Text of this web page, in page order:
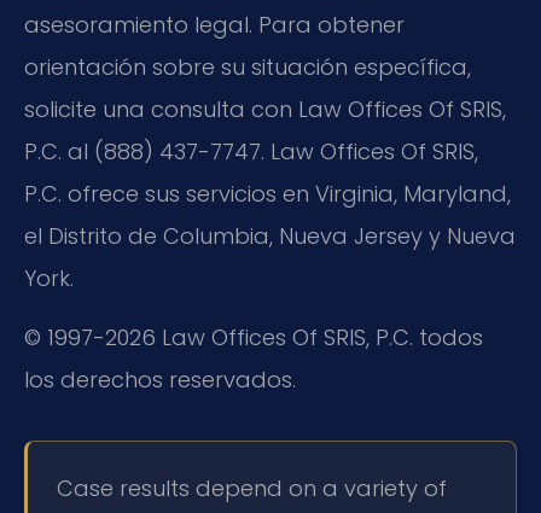
asesoramiento legal. Para obtener
orientación sobre su situación específica,
solicite una consulta con Law Offices Of SRIS,
P.C. al (888) 437-7747. Law Offices Of SRIS,
P.C. ofrece sus servicios en Virginia, Maryland,
el Distrito de Columbia, Nueva Jersey y Nueva
York.
© 1997-2026 Law Offices Of SRIS, P.C. todos
los derechos reservados.
Case results depend on a variety of